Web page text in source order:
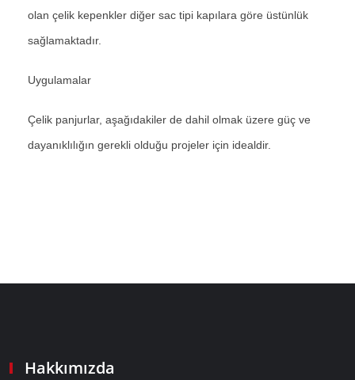
olan çelik kepenkler diğer sac tipi kapılara göre üstünlük
sağlamaktadır.
Uygulamalar
Çelik panjurlar, aşağıdakiler de dahil olmak üzere güç ve
dayanıklılığın gerekli olduğu projeler için idealdir.
Hakkımızda